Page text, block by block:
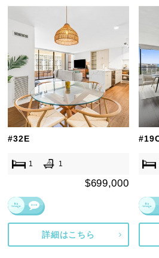
#32E
1 1
$699,000
詳細はこちら